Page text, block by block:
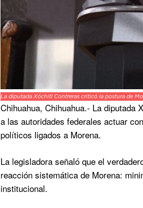
La diputada Xóchitl Contreras criticó la postura de
Chihuahua, Chihuahua.- La diputada
a las autoridades federales actuar
políticos ligados a Morena.
La legisladora señaló que el
reacción sistemática de Morena:
institucional.